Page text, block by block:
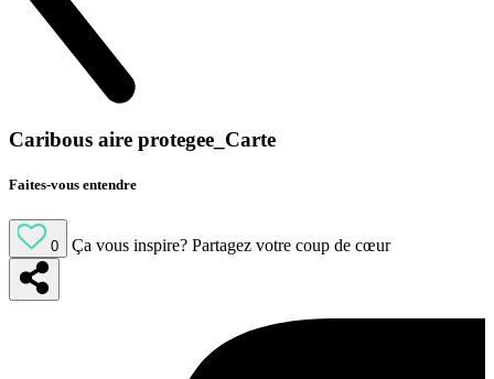
Caribous aire protegee_Carte
Faites-vous entendre
0 Ça vous inspire? Partagez votre coup de cœur